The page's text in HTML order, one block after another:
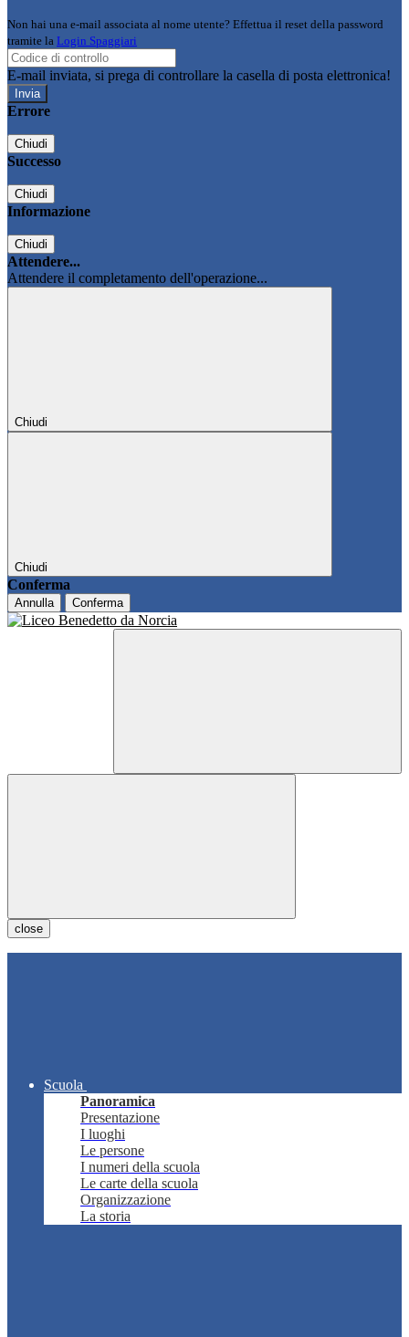
Non hai una e-mail associata al nome utente? Effettua il reset della password
tramite la Login Spaggiari
E-mail inviata, si prega di controllare la casella di posta elettronica!
Errore
Chiudi
Successo
Chiudi
Informazione
Chiudi
Attendere...
Attendere il completamento dell'operazione...
Chiudi
Chiudi
Conferma
Annulla Conferma
close
Scuola
Panoramica
Presentazione
I luoghi
Le persone
I numeri della scuola
Le carte della scuola
Organizzazione
La storia